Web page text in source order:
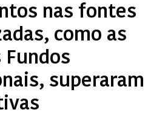
nas fontes
como as
Fundos
superaram